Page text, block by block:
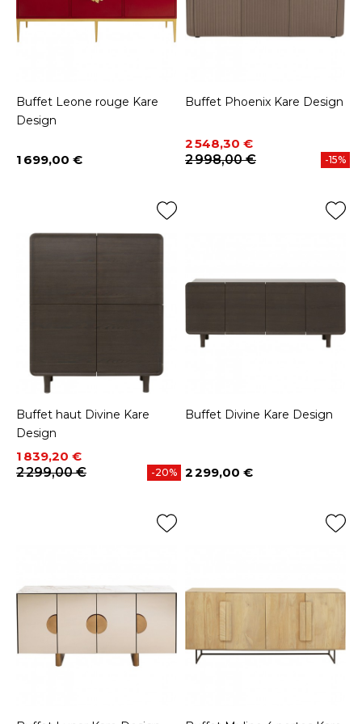
Buffet Leone rouge Kare
Design
Prix
1 699,00 €
Buffet Phoenix Kare Design
Prix
2 548,30 €
Prix de base
2 998,00 €
-15%
Buffet haut Divine Kare
Design
Prix
1 839,20 €
Prix de base
2 299,00 €
-20%
Buffet Divine Kare Design
Prix
2 299,00 €